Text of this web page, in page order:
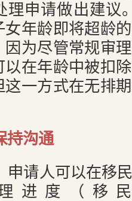
理申请做出建议
年龄即将超龄
为尽管常规审
以在年龄中被扣
一方式在无排
持沟通
申请人可以在移
进度（移